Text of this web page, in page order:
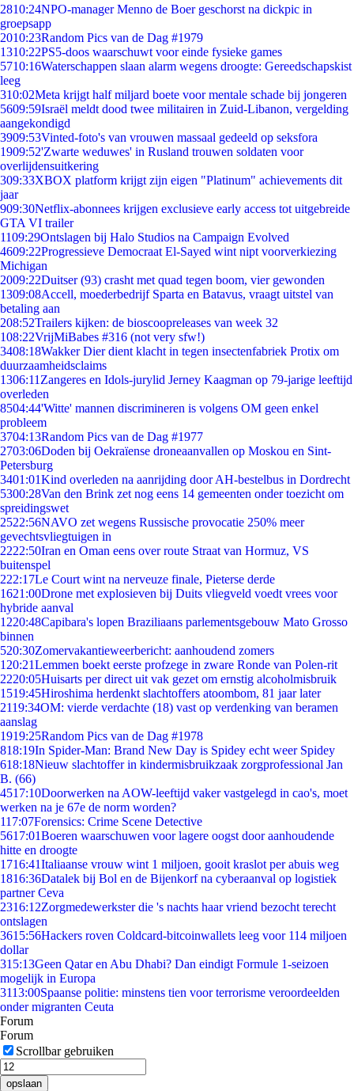
2810:24NPO-manager Menno de Boer geschorst na dickpic in
groepsapp
2010:23Random Pics van de Dag #1979
1310:22PS5-doos waarschuwt voor einde fysieke games
5710:16Waterschappen slaan alarm wegens droogte: Gereedschapskist
leeg
310:02Meta krijgt half miljard boete voor mentale schade bij jongeren
5609:59Israël meldt dood twee militairen in Zuid-Libanon, vergelding
aangekondigd
3909:53Vinted-foto's van vrouwen massaal gedeeld op seksfora
1909:52'Zwarte weduwes' in Rusland trouwen soldaten voor
overlijdensuitkering
309:33XBOX platform krijgt zijn eigen "Platinum" achievements dit
jaar
909:30Netflix-abonnees krijgen exclusieve early access tot uitgebreide
GTA VI trailer
1109:29Ontslagen bij Halo Studios na Campaign Evolved
4609:22Progressieve Democraat El-Sayed wint nipt voorverkiezing
Michigan
2009:22Duitser (93) crasht met quad tegen boom, vier gewonden
1309:08Accell, moederbedrijf Sparta en Batavus, vraagt uitstel van
betaling aan
208:52Trailers kijken: de bioscoopreleases van week 32
108:22VrijMiBabes #316 (not very sfw!)
3408:18Wakker Dier dient klacht in tegen insectenfabriek Protix om
duurzaamheidsclaims
1306:11 Zangeres en Idols-jurylid Jerney Kaagman op 79-jarige leeftijd
overleden
8504:44'Witte' mannen discrimineren is volgens OM geen enkel
probleem
3704:13Random Pics van de Dag #1977
2703:06Doden bij Oekraïense droneaanvallen op Moskou en Sint-
Petersburg
3401:01Kind overleden na aanrijding door AH-bestelbus in Dordrecht
5300:28Van den Brink zet nog eens 14 gemeenten onder toezicht om
spreidingswet
2522:56NAVO zet wegens Russische provocatie 250% meer
gevechtsvliegtuigen in
2222:50Iran en Oman eens over route Straat van Hormuz, VS
buitenspel
222:17Le Court wint na nerveuze finale, Pieterse derde
1621:00Drone met explosieven bij Duits vliegveld voedt vrees voor
hybride aanval
1220:48Capibara's lopen Braziliaans parlementsgebouw Mato Grosso
binnen
520:30Zomervakantieweerbericht: aanhoudend zomers
1 20:21Lemmen boekt eerste profzege in zware Ronde van Polen-rit
2220:05Huisarts per direct uit vak gezet om ernstig alcoholmisbruik
1519:45Hiroshima herdenkt slachtoffers atoombom, 81 jaar later
2119:34OM: vierde verdachte (18) vast op verdenking van beramen
aanslag
1919:25Random Pics van de Dag #1978
818:19In Spider-Man: Brand New Day is Spidey echt weer Spidey
618:18Nieuw slachtoffer in kindermisbruikzaak zorgprofessional Jan
B. (66)
4517:10Doorwerken na AOW-leeftijd vaker vastgelegd in cao's, moet
werken na je 67e de norm worden?
117:07Forensics: Crime Scene Detective
5617:01Boeren waarschuwen voor lagere oogst door aanhoudende
hitte en droogte
1716:41Italiaanse vrouw wint 1 miljoen, gooit kraslot per abuis weg
1816:36Datalek bij Bol en de Bijenkorf na cyberaanval op logistiek
partner Ceva
2316:12Zorgmedewerkster die 's nachts haar vriend bezocht terecht
ontslagen
3615:56Hackers roven Coldcard-bitcoinwallets leeg voor 114 miljoen
dollar
315:13Geen Qatar en Abu Dhabi? Dan eindigt Formule 1-seizoen
mogelijk in Europa
3113:00Spaanse politie: minstens tien voor terrorisme veroordeelden
onder migranten Ceuta
Forum
Forum
Scrollbar gebruiken
opslaan